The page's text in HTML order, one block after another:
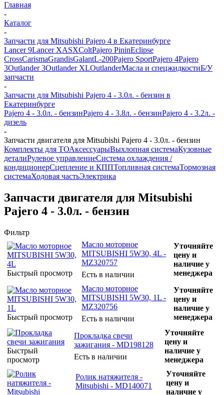
Главная
-
Каталог
-
Запчасти для Mitsubishi Pajero 4 в Екатеринбурге
Lancer 9Lancer XASXColtPajero PininEclipse
CrossCarismaGrandisGalantL-200Pajero SportPajero 4Pajero
3Outlander 3Outlander XLOutlanderМасла и спецжидкостиБ/У
запчасти
-
Запчасти для Mitsubishi Pajero 4 - 3.0л. - бензин в
Екатеринбурге
Pajero 4 - 3.0л. - бензинPajero 4 - 3.8л. - бензинPajero 4 - 3.2л. -
дизель
-
Запчасти двигателя для Mitsubishi Pajero 4 - 3.0л. - бензин
Комплекты для ТОАксессуарыВыхлопная системаКузовные
деталиРулевое управлениеСистема охлаждения /
кондиционерСцепление и КППТопливная системаТормозная
системаХодовая частьЭлектрика
Запчасти двигателя для Mitsubishi
Pajero 4 - 3.0л. - бензин
Фильтр
Быстрый просмотр
Масло моторное
MITSUBISHI 5W30, 4L -
MZ320757
Есть в наличии
Уточняйте
цену и
наличие у
менеджера
Быстрый просмотр
Масло моторное
MITSUBISHI 5W30, 1L -
MZ320756
Есть в наличии
Уточняйте
цену и
наличие у
менеджера
Быстрый
просмотр
Прокладка свечи
зажигания - MD198128
Есть в наличии
Уточняйте
цену и
наличие у
менеджера
Ролик натяжителя -
Mitsubishi - MD140071
Уточняйте
цену и
наличие у